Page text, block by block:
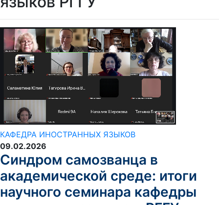
КАФЕДРА ИНОСТРАННЫХ ЯЗЫКОВ
09.02.2026
Синдром самозванца в
академической среде: итоги
научного семинара кафедры
иностранных языков РГГУ